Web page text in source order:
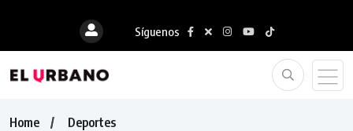
Síguenos
Home
Deportes